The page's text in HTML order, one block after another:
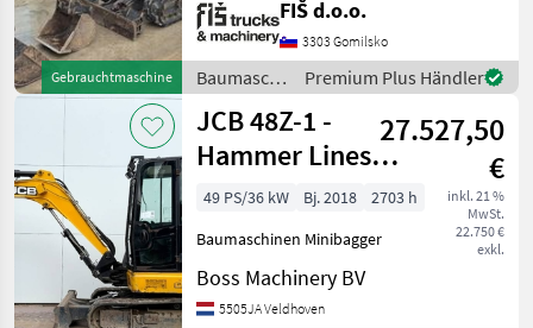
Gebrauchtmaschine
12.2KW 1764KG POWERTILT
QUICK HITCH TRACKS 60%
TRACKS EXTENSION 98-
133CM LIGHTS QU
FIŠ d.o.o.
3303 Gomilsko
Baumaschinen
/ JCB
Premium Plus Händler
JCB 48Z-1 -
Hammer Lines /
Quick Coupler
27.527,50
€
inkl. 21 %
MwSt.
22.750 €
exkl.
49 PS/36 kW Bj. 2018
2703 h
Baumaschinen Minibagger
Boss Machinery BV
5505JA Veldhoven